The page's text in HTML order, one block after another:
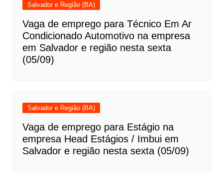
Salvador e Região (BA)
Vaga de emprego para Técnico Em Ar
Condicionado Automotivo na empresa
em Salvador e região nesta sexta
(05/09)
Salvador e Região (BA)
Vaga de emprego para Estágio na
empresa Head Estágios / Imbui em
Salvador e região nesta sexta (05/09)